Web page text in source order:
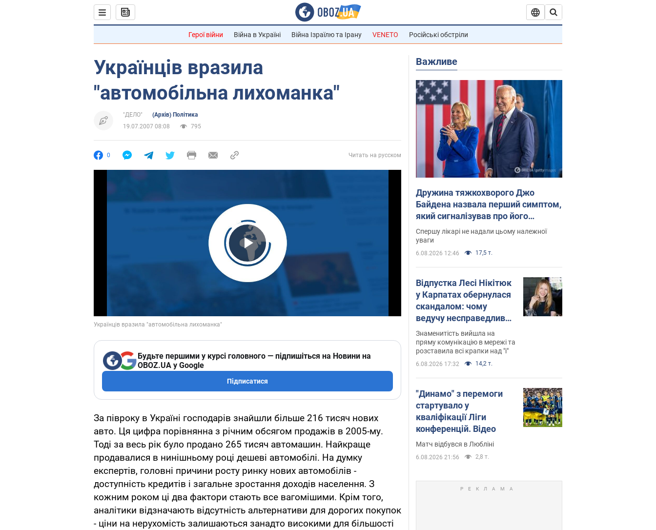
Герої війни Війна в Україні Війна Ізраїлю та Ірану VENETO Російські обстріли
Українців вразила
"автомобільна лихоманка"
"ДЕЛО"
(Архів) Політика
19.07.2007 08:08
795
0 Читать на русском
Play Video
Будьте першими у курсі головного — підпишіться на Новини на
OBOZ.UA у Google
Підписатися
За півроку в Україні господарів знайшли більше 216 тисяч нових
авто. Ця цифра порівнянна з річним обсягом продажів в 2005-му.
Тоді за весь рік було продано 265 тисяч автомашин. Найкраще
продавалися в нинішньому році дешеві автомобілі. На думку
експертів, головні причини росту ринку нових автомобілів -
доступність кредитів і загальне зростання доходів населення. З
кожним роком ці два фактори стають все вагомішими. Крім того,
аналітики відзначають відсутність альтернативи для дорогих покупок
- ціни на нерухомість залишаються занадто високими для більшості
Важливе
Дружина тяжкохворого Джо
Байдена назвала перший симптом,
який сигналізував про його
"агресивний" рак
Спершу лікарі не надали цьому належної
уваги
6.08.2026 12:46 17,5 т.
Відпустка Лесі Нікітюк
у Карпатах обернулася
скандалом: чому
ведучу несправедливо
захейтили
Знаменитість вийшла на
пряму комунікацію в мережі та
розставила всі крапки над "і"
6.08.2026 17:32 14,2 т.
"Динамо" з перемоги
стартувало у
кваліфікації Ліги
конференцій. Відео
Матч відбувся в Любліні
6.08.2026 21:56 2,8 т.